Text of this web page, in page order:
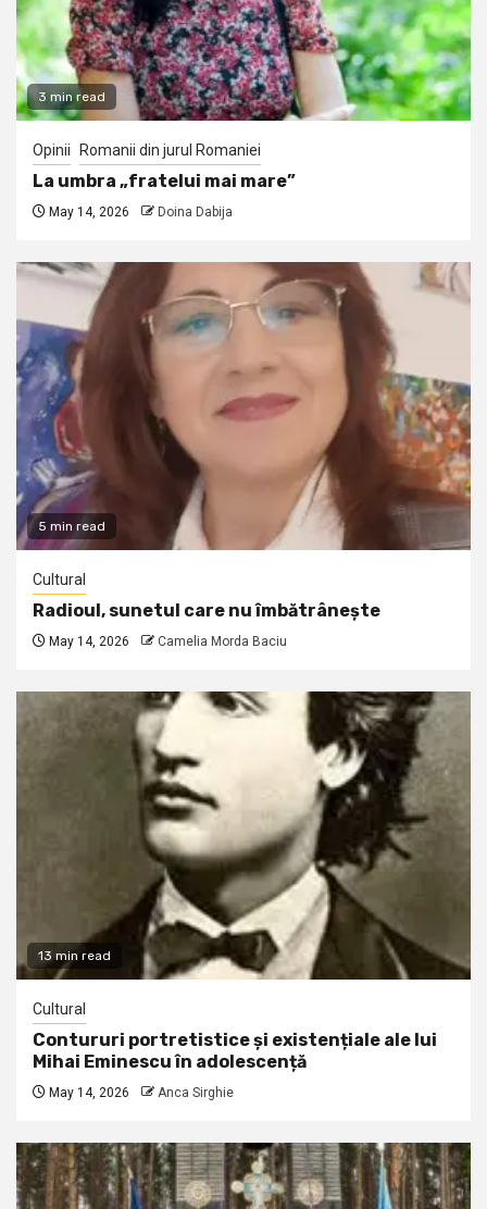
3 min read
Opinii Romanii din jurul Romaniei
La umbra „fratelui mai mare”
May 14, 2026 Doina Dabija
5 min read
Cultural
Radioul, sunetul care nu îmbătrânește
May 14, 2026 Camelia Morda Baciu
13 min read
Cultural
Contururi portretistice și existențiale ale lui
Mihai Eminescu în adolescență
May 14, 2026 Anca Sirghie